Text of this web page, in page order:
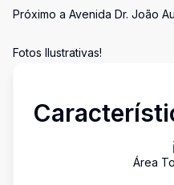
Próximo a Avenida Dr. João
Fotos Ilustrativas!
Área